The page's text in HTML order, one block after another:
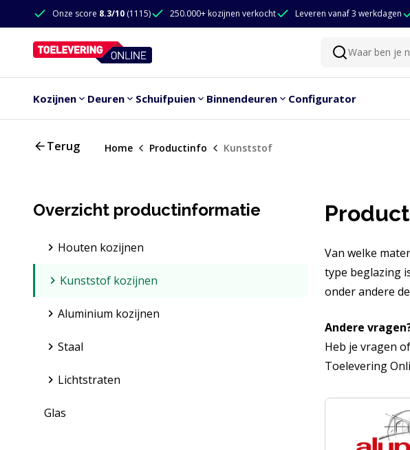
Doorgaan naar de inhoud
Onze score 8.3/10 (1115) 250.000+ kozijnen verkocht Leveren vanaf 3 werkdagen
Zoeken
Waar ben je
Kozijnen Deuren Schuifpuien Binnendeuren Configurator
Terug Home Productinfo Kunststof
Overzicht productinformatie
Houten kozijnen
Kunststof kozijnen
Aluminium kozijnen
Staal
Lichtstraten
Glas
Van welke
type beglazing
onder andere
Andere
Heb je vragen
Toelevering